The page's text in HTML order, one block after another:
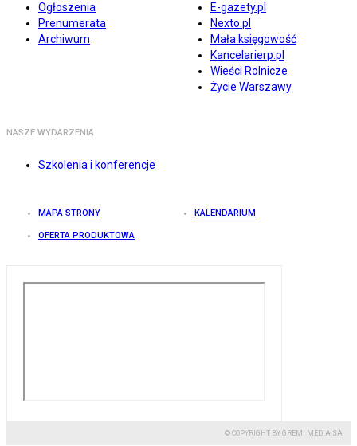
Ogłoszenia
Prenumerata
Archiwum
E-gazety.pl
Nexto.pl
Mała księgowość
Kancelarierp.pl
Wieści Rolnicze
Życie Warszawy
NASZE WYDARZENIA
Szkolenia i konferencje
MAPA STRONY KALENDARIUM
OFERTA PRODUKTOWA
© COPYRIGHT BY GREMI MEDIA SA